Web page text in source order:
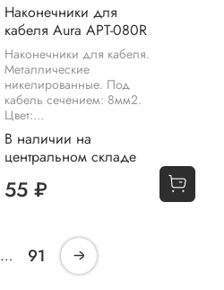
Наконечники для
кабеля Aura APT-080R
В наличии на
центральном складе
Наконечники для кабеля.
Металлические
никелированные. Под
кабель сечением: 8мм2.
Цвет:...
55 ₽
… 91